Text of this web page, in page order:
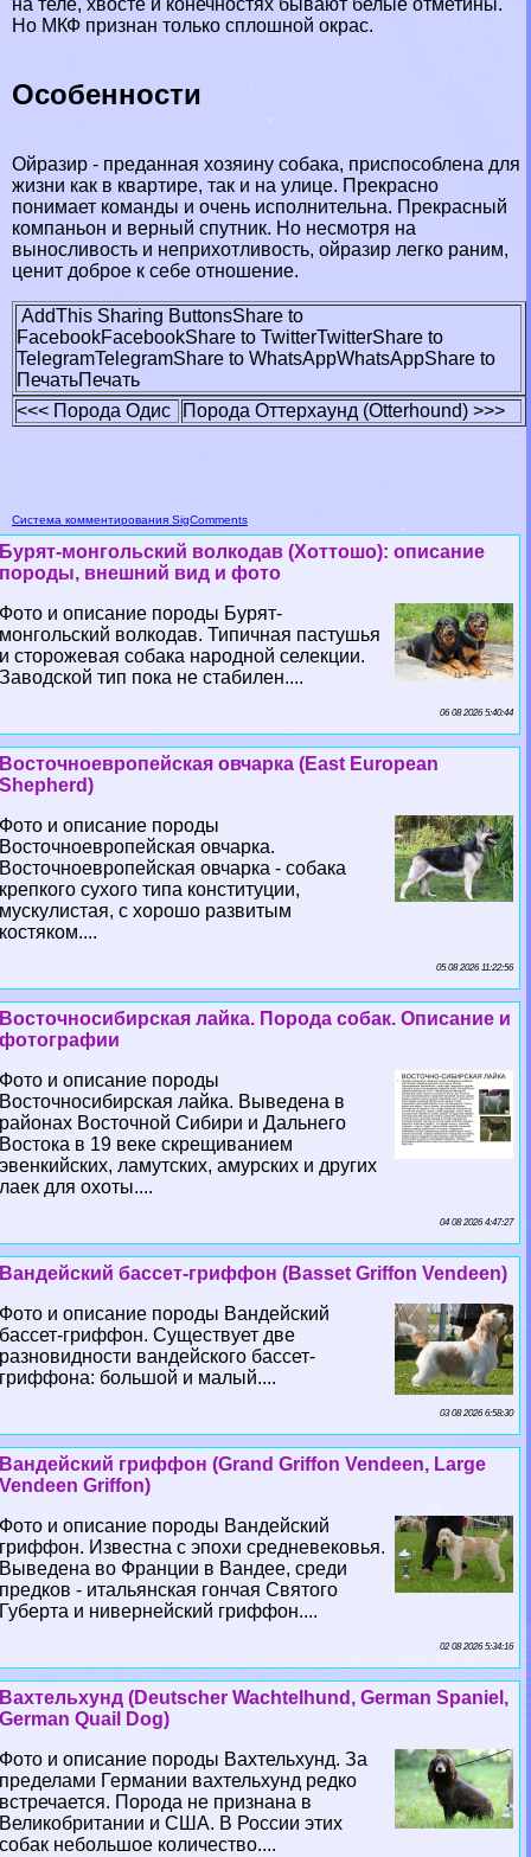
Но МКФ признан только сплошной окрас.
Особенности
Ойразир - преданная хозяину собака, приспособлена для
жизни как в квартире, так и на улице. Прекрасно
понимает комaнды и очень исполнительна. Прекрасный
компаньон и верный спутник. Но несмотря на
выносливость и неприхотливость, ойразир легко раним,
ценит доброе к себе отношение.
AddThis Sharing ButtonsShare to
FacebookFacebookShare to TwitterTwitterShare to
TelegramTelegramShare to WhatsAppWhatsAppShare to
ПечатьПечать
<<< Порода Одис
Порода Оттерхаунд (Otterhound) >>>
Система комментирования SigComments
Бурят-монгольский волкодав (Хоттошо): описание
породы, внешний вид и фото
Фото и описание породы Бурят-
монгольский волкодав. Типичная пастушья
и сторожевая собака народной селекции.
Заводской тип пока не стабилен....
06 08 2026 5:40:44
Восточноевропейская овчарка (East European
Shepherd)
Фото и описание породы
Восточноевропейская овчарка.
Восточноевропейская овчарка - собака
крепкого сухого типа конституции,
мускулистая, с хорошо развитым
костяком....
05 08 2026 11:22:56
Восточносибирская лайка. Порода собак. Описание и
фотографии
Фото и описание породы
Восточносибирская лайка. Выведена в
районах Восточной Сибири и Дальнего
Востока в 19 веке скрещиванием
эвенкийских, ламутских, амурских и других
лаек для охоты....
04 08 2026 4:47:27
Вандейский бассет-гриффон (Basset Griffon Vendeen)
Фото и описание породы Вандейский
бассет-гриффон. Существует две
разновидности вандейского бассет-
гриффона: большой и малый....
03 08 2026 6:58:30
Вандейский гриффон (Grand Griffon Vendeen, Large
Vendeen Griffon)
Фото и описание породы Вандейский
гриффон. Известна с эпохи средневековья.
Выведена во Франции в Вандее, среди
предков - итальянская гончая Святого
Губерта и нивернейский гриффон....
02 08 2026 5:34:16
Вахтельхунд (Deutscher Wachtelhund, German Spaniel,
German Quail Dog)
Фото и описание породы Вахтельхунд. За
пределами Германии вахтельхунд редко
встречается. Порода не признана в
Великобритании и США. В России этих
собак небольшое количество....